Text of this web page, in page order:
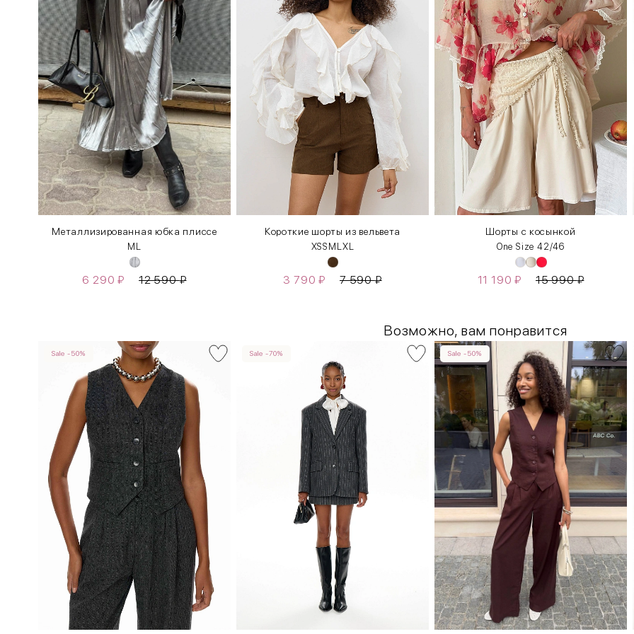
Металлизированная юбка плиссе
M L
6 290₽ 12 590₽
Короткие шорты из вельвета
XSS M L XL
3 790₽ 7 590₽
Шорты с косынкой
One Size 42/46
11 190₽ 15 990₽
Возможно, вам понравится
Sale -50% Sale -70% Sale -50%